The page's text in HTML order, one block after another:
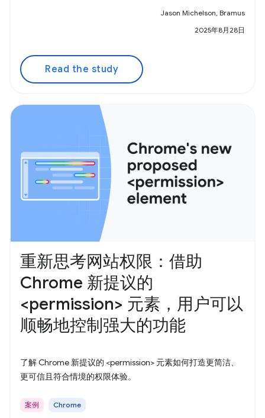
Jason Michelson, Bramus
2025年8月28日
Read the study
重新思考网站权限：借助
Chrome 新提议的
<permission> 元素，用户可以
顺畅地控制强大的功能
了解 Chrome 新提议的 <permission> 元素如何打造更简洁、
更可信且符合情境的权限体验。
案例 Chrome